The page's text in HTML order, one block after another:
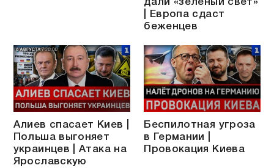
дали «зелёный свет»
| Европа сдаст
беженцев
Алиев спасает Киев |
Польша выгоняет
украинцев | Атака на
Ярославскую
Беспилотная угроза
в Германии |
Провокация Киева